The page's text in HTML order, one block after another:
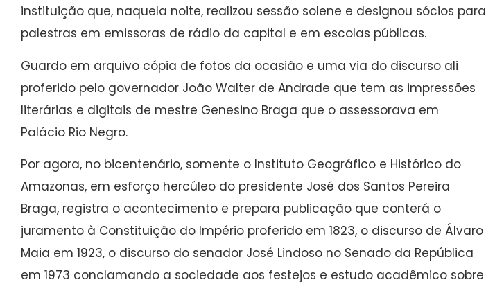
instituição que, naquela noite, realizou sessão solene e designou sócios para
palestras em emissoras de rádio da capital e em escolas públicas.
Guardo em arquivo cópia de fotos da ocasião e uma via do discurso ali
proferido pelo governador João Walter de Andrade que tem as impressões
literárias e digitais de mestre Genesino Braga que o assessorava em
Palácio Rio Negro.
Por agora, no bicentenário, somente o Instituto Geográfico e Histórico do
Amazonas, em esforço hercúleo do presidente José dos Santos Pereira
Braga, registra o acontecimento e prepara publicação que conterá o
juramento à Constituição do Império proferido em 1823, o discurso de Álvaro
Maia em 1923, o discurso do senador José Lindoso no Senado da República
em 1973 conclamando a sociedade aos festejos e estudo acadêmico sobre